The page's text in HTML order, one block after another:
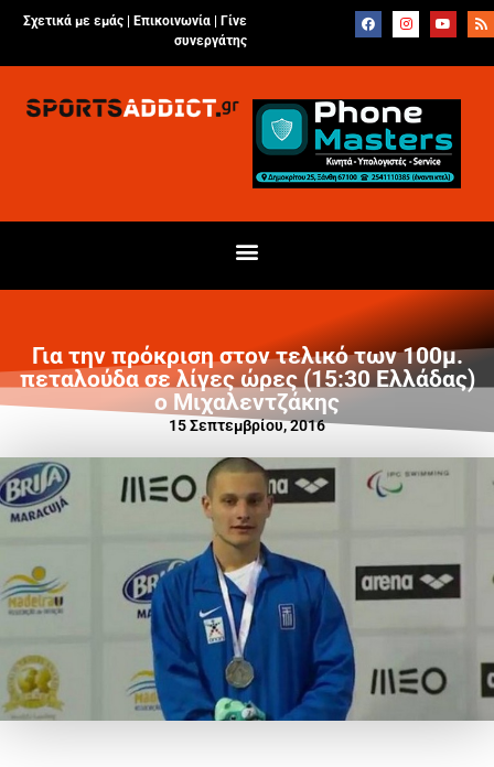
Σχετικά με εμάς | Επικοινωνία
Γίνε
συνεργάτης
Για την πρόκριση στον τελικό των 100μ.
πεταλούδα σε λίγες ώρες (15:30 Ελλάδας)
ο Μιχαλεντζάκης
15 Σεπτεμβρίου, 2016